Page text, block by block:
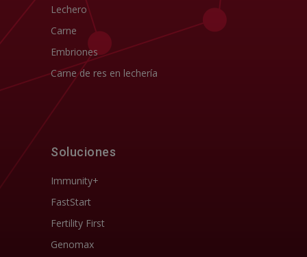
Lechero
Carne
Embriones
Carne de res en lechería
Soluciones
Immunity+
FastStart
Fertility First
Genomax